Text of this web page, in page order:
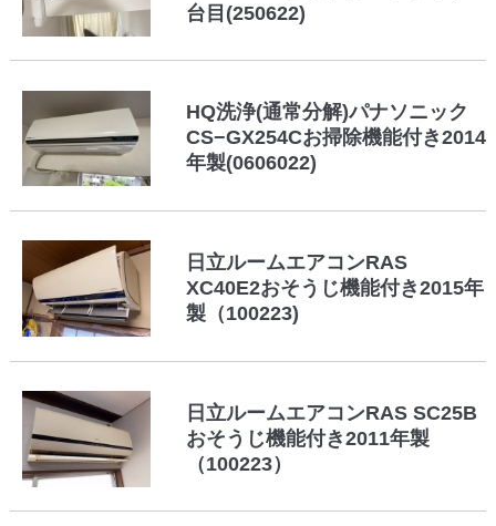
台目(250622)
HQ洗浄(通常分解)パナソニック
CS−GX254Cお掃除機能付き2014
年製(0606022)
日立ルームエアコンRAS
XC40E2おそうじ機能付き2015年
製（100223)
日立ルームエアコンRAS SC25B
おそうじ機能付き2011年製
（100223）